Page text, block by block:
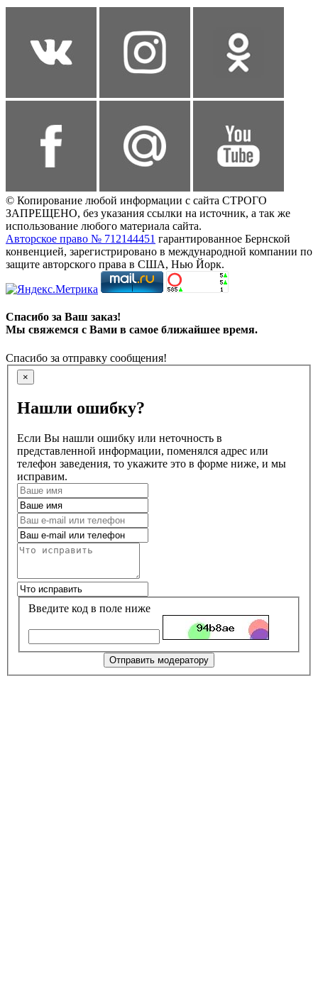
© Копирование любой информации с сайта СТРОГО
ЗАПРЕЩЕНО, без указания ссылки на источник, а так же
использование любого материала сайта.
Авторское право № 712144451 гарантированное Бернской
конвенцией, зарегистрировано в международной компании по
защите авторского права в США, Нью Йорк.
Спасибо за Ваш заказ!
Мы свяжемся с Вами в самое ближайшее время.
Спасибо за отправку сообщения!
×
Нашли ошибку?
Если Вы нашли ошибку или неточность в
представленной информации, поменялся адрес или
телефон заведения, то укажите это в форме ниже, и мы
исправим.
Введите код в поле ниже
Отправить модератору